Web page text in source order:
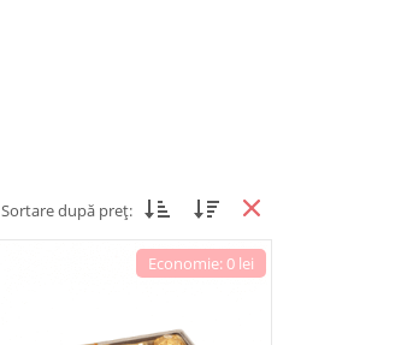
Sortare după preț:
Economie: 0 lei